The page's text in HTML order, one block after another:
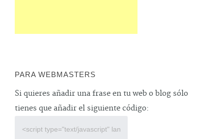
PARA WEBMASTERS
Si quieres añadir una frase en tu web o blog sólo
tienes que añadir el siguiente código: